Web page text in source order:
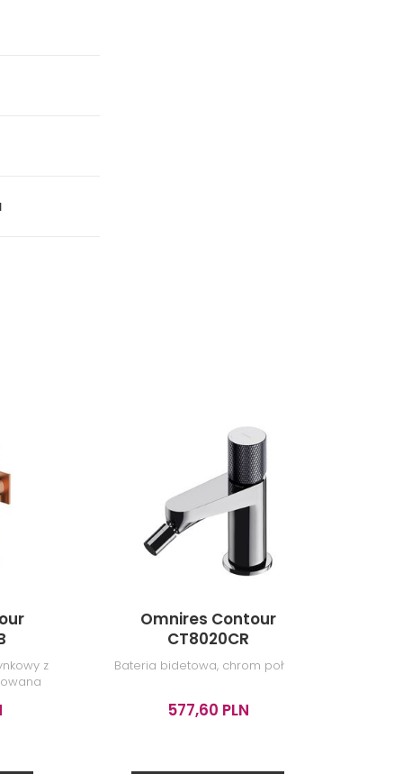
z
Omnires Contour
CT8020CR
Bateria bidetowa, chrom połysk
577,60 PLN